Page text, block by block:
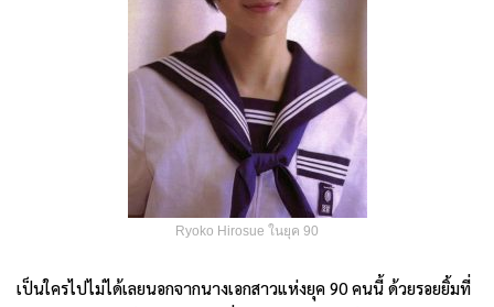
Ryoko Hirosue ในยุค 90
เป็นใครไปไม่ได้เลยนอกจากนางเอกสาวแห่งยุค 90 คนนี้ ด้วยรอยยิ้มที่